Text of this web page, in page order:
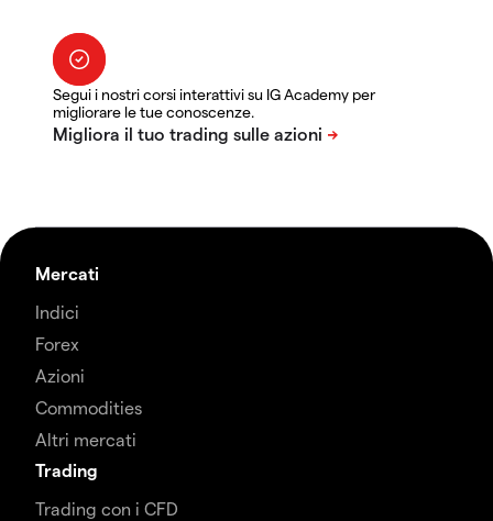
Segui i nostri corsi interattivi su IG Academy per
migliorare le tue conoscenze.
Mercati
Indici
Forex
Azioni
Commodities
Altri mercati
Trading
Trading con i CFD